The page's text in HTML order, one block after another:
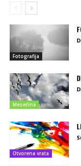
Fotografija
Mesečina
Otvorena vrata